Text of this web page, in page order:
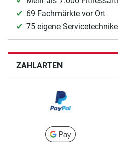
69 Fachmärkte vor Ort
75 eigene
ZAHLARTEN